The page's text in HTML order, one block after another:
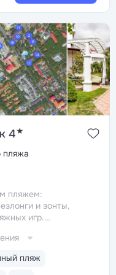
4★
пляжа
пляжем:
и зонты,
игр.
для
линии.
бары, кафе,
пляж